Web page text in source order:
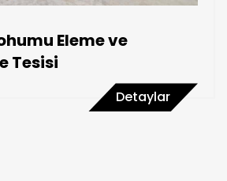
Eleme ve
Tesisi
Detaylar